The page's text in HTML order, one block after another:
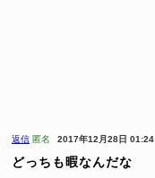
返信 匿名 2017年12月28日 01:24
どっちも暇なんだな